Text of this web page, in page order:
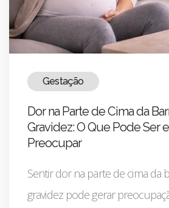
Gestação
Dor na Parte de Cima da
Gravidez: O Que Pode Ser
Preocupar
Sentir dor na parte de cima da
gravidez pode gerar